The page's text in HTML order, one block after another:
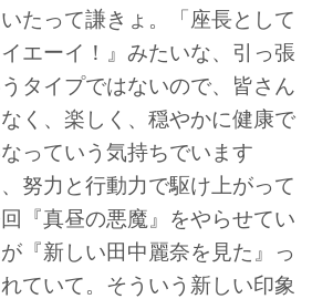
たって謙きょ。「座長として
エーイ！』みたいな、引っ張
タイプではないので、皆さん
く、楽しく、穏やかに健康で
っていう気持ちでいます
努力と行動力で駆け上がって
『真昼の悪魔』をやらせてい
『新しい田中麗奈を見た』っ
ていて。そういう新しい印象